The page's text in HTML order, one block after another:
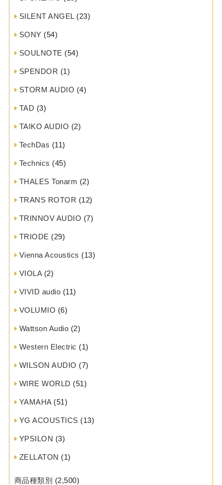
SILENT ANGEL(23)
SONY (54)
SOULNOTE (54)
SPENDOR (1)
STORM AUDIO (4)
TAD (3)
TAIKO AUDIO (2)
TechDas (11)
Technics (45)
THALES Tonarm (2)
TRANS ROTOR (12)
TRINNOV AUDIO (7)
TRIODE (29)
Vienna Acoustics (13)
VIOLA(2)
VIVID audio (11)
VOLUMIO (6)
Wattson Audio (2)
Western Electric (1)
WILSON AUDIO (7)
WIRE WORLD (51)
YAMAHA(51)
YG ACOUSTICS (13)
YPSILON (3)
ZELLATON (1)
商品種類別 (2,500)